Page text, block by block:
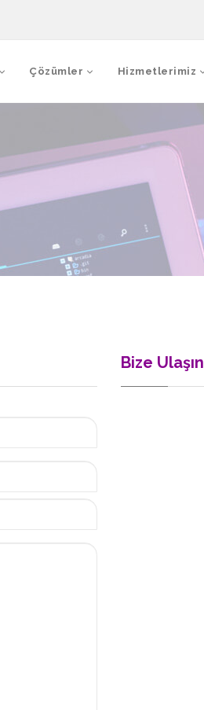
Çözümler Hizmetlerimiz
Bize Ulaşın